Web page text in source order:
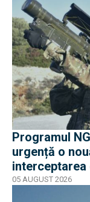
Programul
urgență o
05 AUGUST 2026